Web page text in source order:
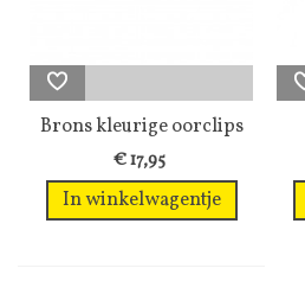
Brons kleurige oorclips
met...
€ 17,95
In winkelwagentje